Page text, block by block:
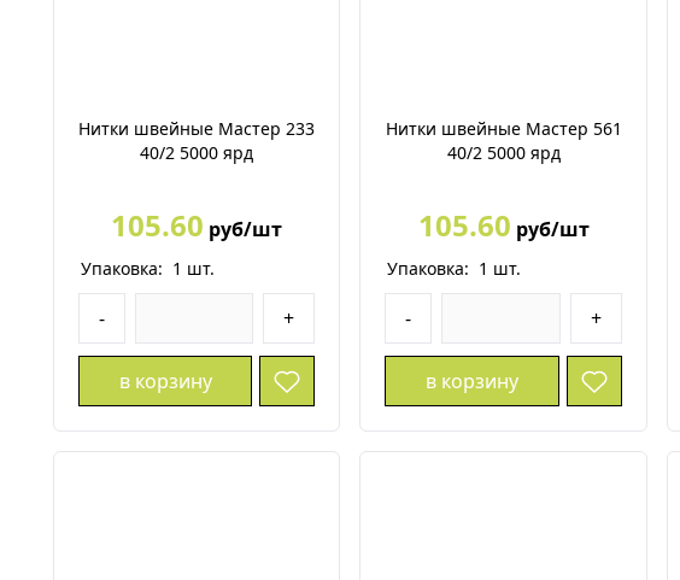
Нитки швейные Мастер 233
40/2 5000 ярд
105.60 руб/шт
Упаковка: 1 шт.
- +
в корзину
Нитки швейные Мастер 561
40/2 5000 ярд
105.60 руб/шт
Упаковка: 1 шт.
- +
в корзину